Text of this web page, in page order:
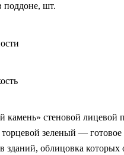
поддоне, шт.
камень» стеновой лицевой
торцевой зеленый —
зданий, облицовка которых